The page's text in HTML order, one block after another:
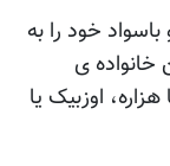
خود را به
ی
اوزبیک یا